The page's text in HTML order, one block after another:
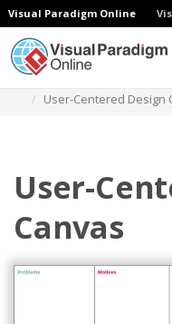
Visual Paradigm Online
User-Centered Design
User-
Canvas